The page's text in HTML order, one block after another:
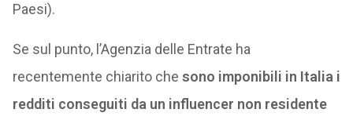
Paesi).
Se sul punto, l’Agenzia delle Entrate ha
recentemente chiarito che sono imponibili in Italia i
redditi conseguiti da un influencer non residente